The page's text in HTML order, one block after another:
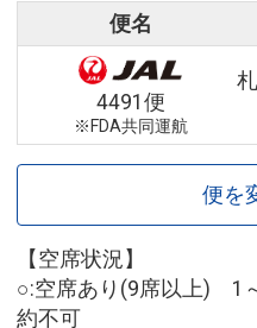
便名
4491便
※FDA共同運航
便を
【空席状況】
○:空席あり(9席以上) 1
約不可